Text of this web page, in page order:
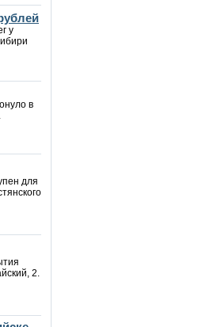
у
в
для
2.